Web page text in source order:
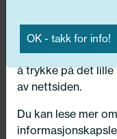
innstillingene».
Du kan trekke
å trykke på det
av nettsiden.
Du kan lese mer
OK - takk for info!